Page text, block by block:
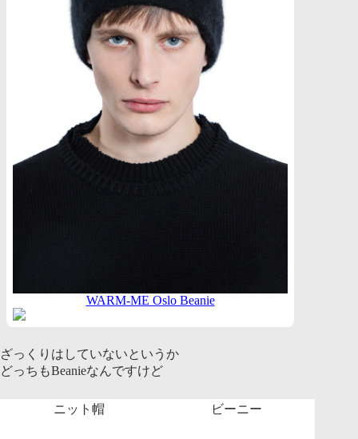
WARM-ME Oslo Beanie
ざっくりはしていないというか
どっちもBeanieなんですけど
ニット帽 ビーニー